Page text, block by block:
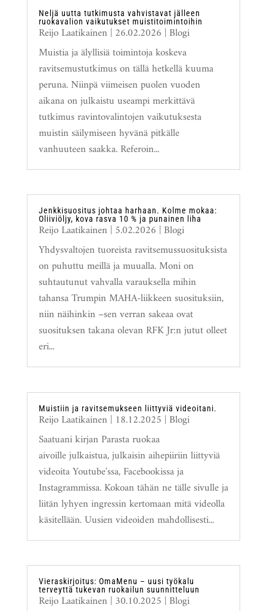
Neljä uutta tutkimusta vahvistavat jälleen
ruokavalion vaikutukset muistitoimintoihin
Reijo Laatikainen| 26.02.2026 | Blogi
Muistia ja älyllisiä toimintoja koskeva
ravitsemustutkimus on tällä hetkellä kuuma
peruna. Niinpä viimeisen puolen vuoden
aikana on julkaistu useampi merkittävä
tutkimus ravintovalintojen vaikutuksesta
muistin säilymiseen hyvänä pitkälle
vanhuuteen saakka. Referoin...
Jenkkisuositus johtaa harhaan. Kolme mokaa:
Oliiviöljy, kova rasva 10 % ja punainen liha
Reijo Laatikainen| 5.02.2026 | Blogi
Yhdysvaltojen tuoreista ravitsemussuosituksista
on puhuttu meillä ja muualla. Moni on
suhtautunut vahvalla varauksella mihin
tahansa Trumpin MAHA-liikkeen suosituksiin,
niin näihinkin –sen verran sakeaa ovat
suosituksen takana olevan RFK Jr:n jutut olleet
eri...
Muistiin ja ravitsemukseen liittyviä videoitani.
Reijo Laatikainen| 18.12.2025 | Blogi
Saatuani kirjan Parasta ruokaa
aivoille julkaistua, julkaisin aihepiiriin liittyviä
videoita Youtube'ssa, Facebookissa ja
Instagrammissa. Kokoan tähän ne tälle sivulle ja
liitän lyhyen ingressin kertomaan mitä videolla
käsitellään. Uusien videoiden mahdollisesti...
Vieraskirjoitus: OmaMenu – uusi työkalu
terveyttä tukevan ruokailun suunnitteluun
Reijo Laatikainen| 30.10.2025 | Blogi